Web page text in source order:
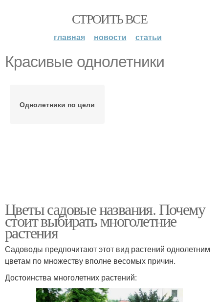
СТРОИТЬ ВСЕ
главная новости статьи
Красивые однолетники
Однолетники по цели
Цветы садовые названия. Почему
стоит выбирать многолетние
растения
Садоводы предпочитают этот вид растений однолетним
цветам по множеству вполне весомых причин.
Достоинства многолетних растений: